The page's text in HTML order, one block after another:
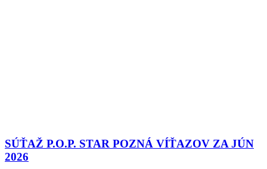
SÚŤAŽ P.O.P. STAR POZNÁ VÍŤAZOV ZA JÚN
2026